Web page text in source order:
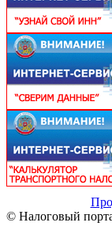
© Налоговый